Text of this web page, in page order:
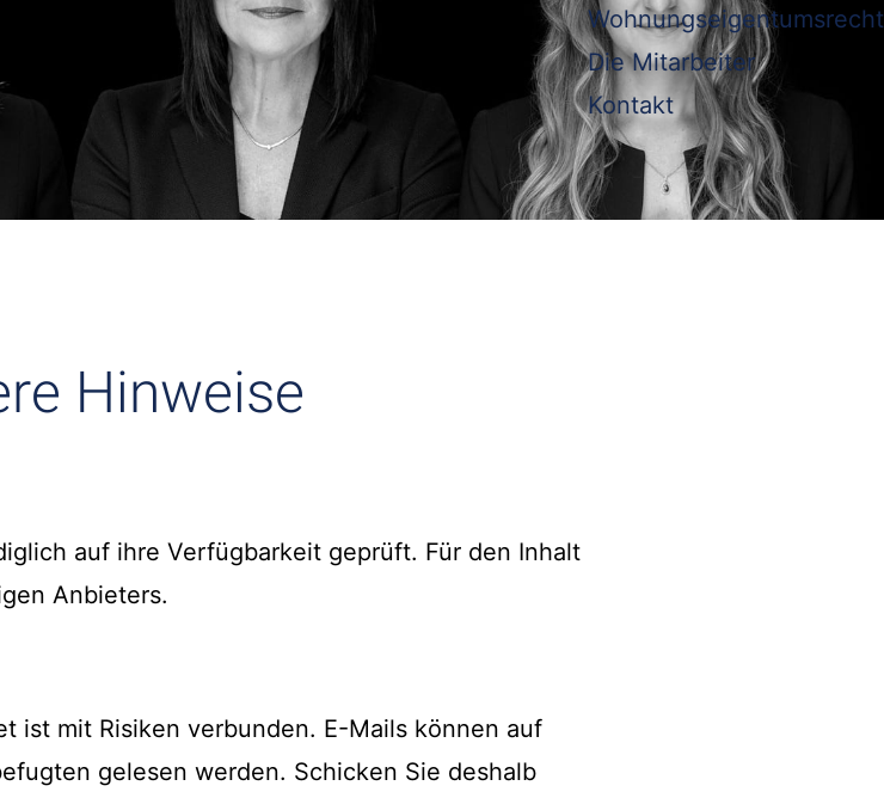
Wohnungseigentumsrecht
Die Mitarbeiter
Kontakt
Hinweise
auf ihre Verfügbarkeit geprüft. Für den Inhalt
Anbieters.
ist mit Risiken verbunden. E-Mails können auf
gelesen werden. Schicken Sie deshalb